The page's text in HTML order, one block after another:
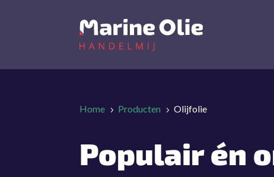
Home 5 Producten 5 Olijfolie
Populair én